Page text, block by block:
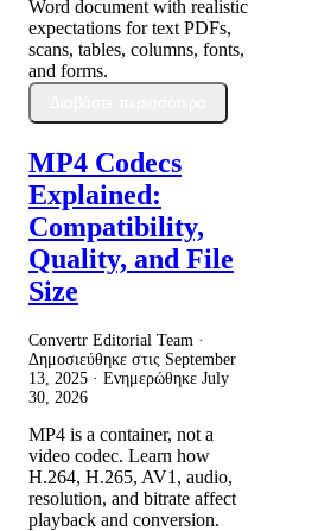
Word document with realistic
expectations for text PDFs,
scans, tables, columns, fonts,
and forms.
MP4 Codecs
Explained:
Compatibility,
Quality, and File
Size
Convertr Editorial Team ·
Δημοσιεύθηκε στις September
13, 2025 · Ενημερώθηκε July
30, 2026
MP4 is a container, not a
video codec. Learn how
H.264, H.265, AV1, audio,
resolution, and bitrate affect
playback and conversion.